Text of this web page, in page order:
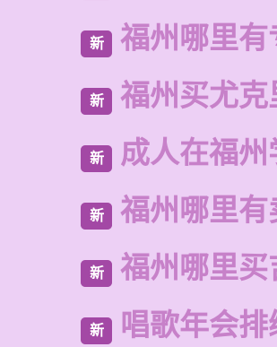
新 福州哪里
新 福州买尤
新 成人在福
新 福州哪里
新 福州哪里
新 唱歌年会